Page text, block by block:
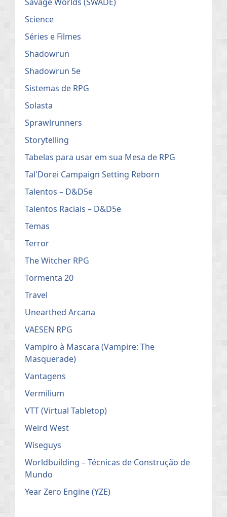
Science
Séries e Filmes
Shadowrun
Shadowrun 5e
Sistemas de RPG
Solasta
Sprawlrunners
Storytelling
Tabelas para usar em sua Mesa de RPG
Tal'Dorei Campaign Setting Reborn
Talentos – D&D5e
Talentos Raciais – D&D5e
Temas
Terror
The Witcher RPG
Tormenta 20
Travel
Unearthed Arcana
VAESEN RPG
Vampiro à Mascara (Vampire: The
Masquerade)
Vantagens
Vermilium
VTT (Virtual Tabletop)
Weird West
Wiseguys
Worldbuilding – Técnicas de Construção de
Mundo
Year Zero Engine (YZE)